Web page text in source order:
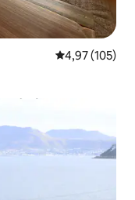
Calificación
4,97 (105)